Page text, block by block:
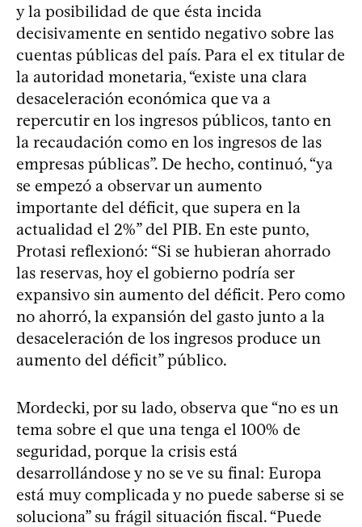
y la posibilidad de que ésta incida
decisivamente en sentido negativo sobre las
cuentas públicas del país. Para el ex titular de
la autoridad monetaria, “existe una clara
desaceleración económica que va a
repercutir en los ingresos públicos, tanto en
la recaudación como en los ingresos de las
empresas públicas”. De hecho, continuó, “ya
se empezó a observar un aumento
importante del déficit, que supera en la
actualidad el 2%” del PIB. En este punto,
Protasi reflexionó: “Si se hubieran ahorrado
las reservas, hoy el gobierno podría ser
expansivo sin aumento del déficit. Pero como
no ahorró, la expansión del gasto junto a la
desaceleración de los ingresos produce un
aumento del déficit” público.
Mordecki, por su lado, observa que “no es un
tema sobre el que una tenga el 100% de
seguridad, porque la crisis está
desarrollándose y no se ve su final: Europa
está muy complicada y no puede saberse si se
soluciona” su frágil situación fiscal. “Puede